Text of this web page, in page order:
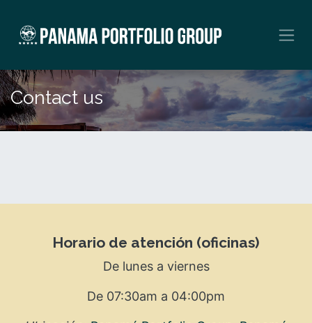
Contact us
Horario de atención (oficinas)
De lunes a viernes
De 07:30am a 04:00pm